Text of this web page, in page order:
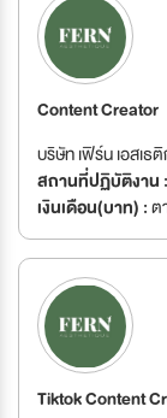
Content Creator
บริษัท เฟิร์น เอสเธ
สถานที่ปฏิบัติงาน :
เงินเดือน(บาท) :ต
Tiktok Content